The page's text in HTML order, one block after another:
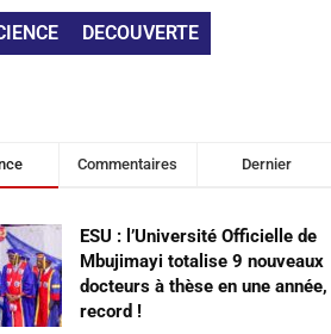
DECOUVERTE
Commentaires Dernier
ESU : l’Université Officielle de
Mbujimayi totalise 9 nouveaux
docteurs à thèse en une année,
record !